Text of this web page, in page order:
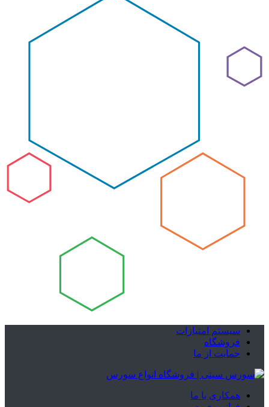
سیستم امتیازات
فروشگاه
حمایت از ما
همکاری با ما